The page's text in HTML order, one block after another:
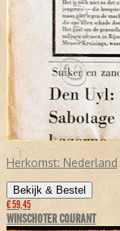
Herkomst: Nederland
Bekijk & Bestel
€ 59,45
WINSCHOTER COURANT